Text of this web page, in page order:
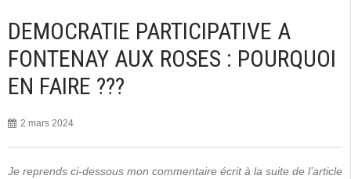
DEMOCRATIE PARTICIPATIVE A
FONTENAY AUX ROSES : POURQUOI
EN FAIRE ???
2 mars 2024
Je reprends ci-dessous mon commentaire écrit à la suite de l’article